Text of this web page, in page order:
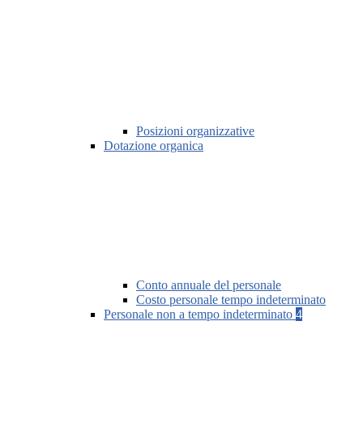
Posizioni organizzative
Dotazione organica
Conto annuale del personale
Costo personale tempo indeterminato
Personale non a tempo indeterminato 4